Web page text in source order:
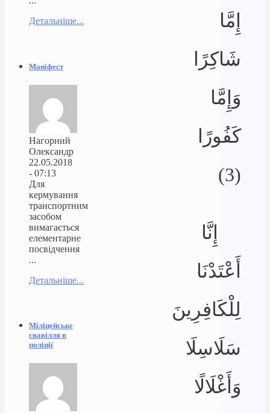
إِمَّا
شَاكِرًا
وَإِمَّا
كَفُورًا
(3)
إِنَّا
أَعْتَدْنَا
لِلْكَافِرِينَ
سَلَاسِلَا
وَأَغْلَالًا
Детальніше...
Маніфест
Нагорний
Олександр
22.05.2018
- 07:13
Для
кермування
транспортним
засобом
вимагається
елементарне
посвідчення
...
Детальніше...
Міліцейське
свавілля в
поліції